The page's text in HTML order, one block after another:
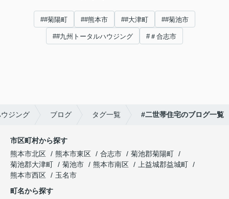
##菊陽町 ##熊本市 ##大津町 ##菊池市
##九州トータルハウジング #＃合志市
ジング ブログ タグ一覧 #二世帯住宅のブログ一覧
市区町村から探す
熊本市北区
熊本市東区 合志市
菊池郡菊陽町
菊池郡大津町
菊池市 熊本市南区
上益城郡益城町
熊本市西区
玉名市
町名から探す